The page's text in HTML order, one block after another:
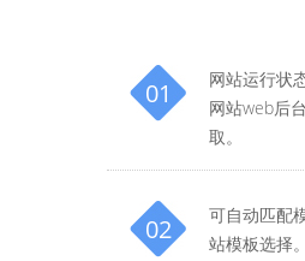
01
网站运行状
网站web后
取。
02
可自动匹配
站模板选择。